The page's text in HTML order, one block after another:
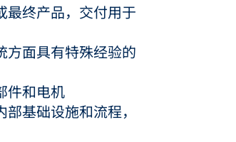
最终产品，交付用于
方面具有特殊经验的
件和电机
基础设施和流程，